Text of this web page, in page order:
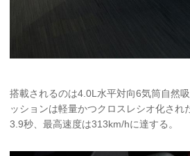
搭載されるのは4.0L水平対向6気筒自然
ッションは軽量かつクロスレシオ化さ
3.9秒、最高速度は313km/hに達する。